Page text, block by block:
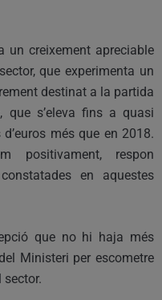
un creixement apreciable
que experimenta un
destinat a la partida
que s’eleva fins a quasi
més que en 2018.
positivament, respon
en aquestes
que no hi haja més
Ministeri per escometre